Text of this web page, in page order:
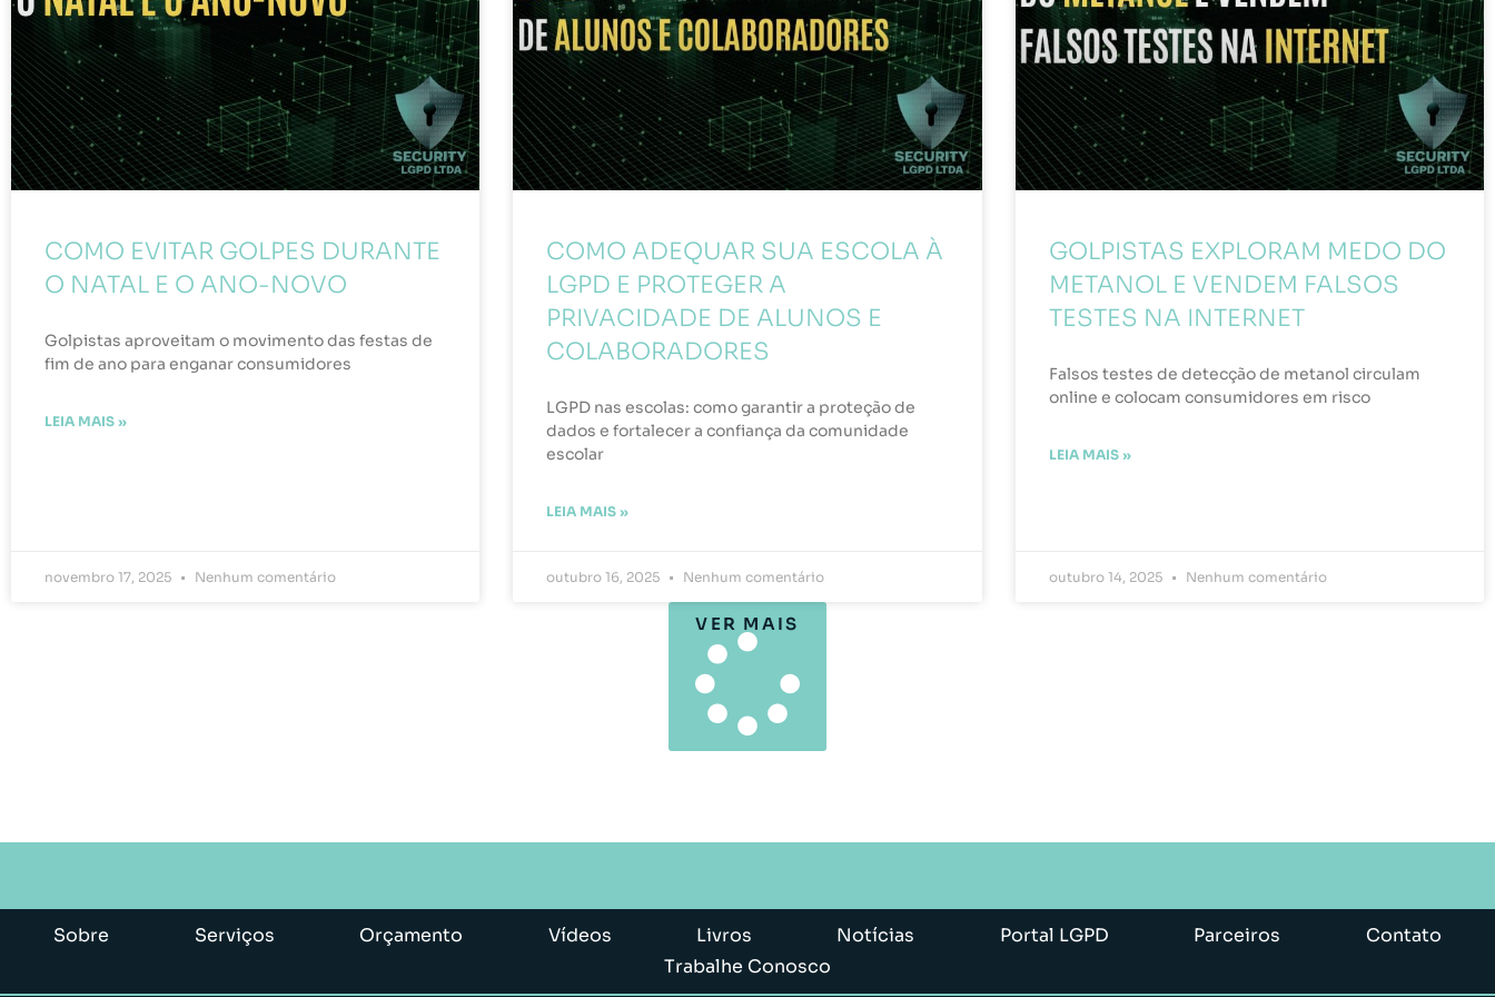
COMO EVITAR GOLPES DURANTE
O NATAL E O ANO-NOVO
Golpistas aproveitam o movimento das festas de
fim de ano para enganar consumidores
LEIA MAIS »
novembro 17, 2025 Nenhum comentário
COMO ADEQUAR SUA ESCOLA À
LGPD E PROTEGER A
PRIVACIDADE DE ALUNOS E
COLABORADORES
LGPD nas escolas: como garantir a proteção de
dados e fortalecer a confiança da comunidade
escolar
LEIA MAIS »
outubro 16, 2025 Nenhum comentário
GOLPISTAS EXPLORAM MEDO DO
METANOL E VENDEM FALSOS
TESTES NA INTERNET
Falsos testes de detecção de metanol circulam
online e colocam consumidores em risco
LEIA MAIS »
outubro 14, 2025 Nenhum comentário
VER MAIS
Sobre Serviços Orçamento Vídeos Livros Notícias Portal LGPD Parceiros
Contato
Trabalhe Conosco